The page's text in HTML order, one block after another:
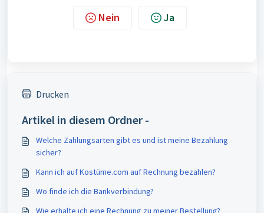
Nein Ja
Drucken
Artikel in diesem Ordner -
Welche Zahlungsarten gibt es und ist meine Bezahlung
sicher?
Kann ich auf Kostüme.com auf Rechnung bezahlen?
Wo finde ich die Bankverbindung?
Wie erhalte ich eine Rechnung zu meiner Bestellung?